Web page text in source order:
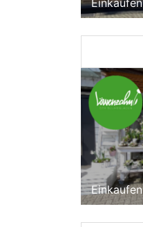
Einkaufen